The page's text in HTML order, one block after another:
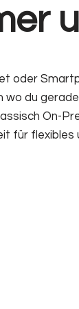
oder
wo du
On-
für flexibles